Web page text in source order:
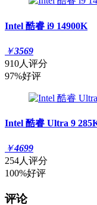
Intel 酷睿 i9 14900K
￥3569
910人评分
97%好评
Intel 酷睿 Ultra 9
￥4699
254人评分
100%好评
评论